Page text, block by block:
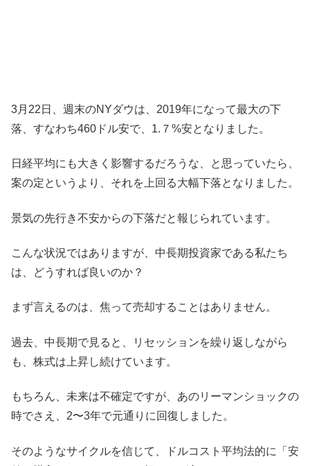
3月22日、週末のNYダウは、2019年になって最大の下
落、すなわち460ドル安で、1.７%安となりました。
日経平均にも大きく影響するだろうな、と思っていたら、
案の定というより、それを上回る大幅下落となりました。
景気の先行き不安からの下落だと報じられています。
こんな状況ではありますが、中長期投資家である私たち
は、どうすれば良いのか？
まず言えるのは、焦って売却することはありません。
過去、中長期で見ると、リセッションを繰り返しながら
も、株式は上昇し続けています。
もちろん、未来は不確定ですが、あのリーマンショックの
時でさえ、2〜3年で元通りに回復しました。
そのようなサイクルを信じて、ドルコスト平均法的に「安